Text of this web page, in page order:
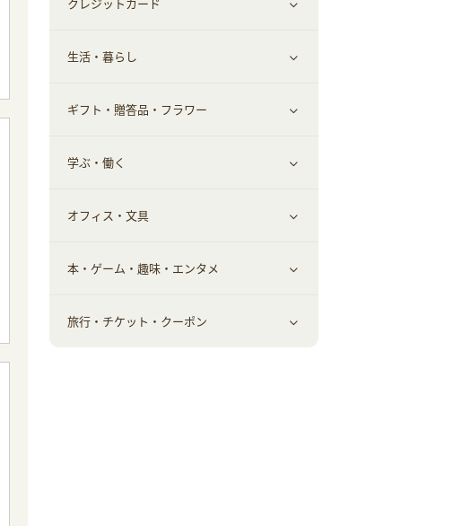
小物・かばん
スーツ・フォーマル
お酒
食材宅配
メイクアップ
ヘアケア
メンズ美容
美容・ダイエット用品
脱毛用品
美容食品
健康食品｜青汁・飲料
健康食品｜乳酸菌・ケフィア
健康食品｜その他
スポーツ・フィットネス
日用品・薬局・からだ
すべて見る
家電・パソコン・ソフトウェア
スマホ・携帯電話・SIM
クレジットカード
すべて見る
クレジットカード
生活・暮らし
すべて見る
車情報・カーシェア・レンタル
お役立ち
生活雑貨・家具インテリア
赤ちゃん・こども・マタニティ
ギフト・贈答品・フラワー
すべて見る
ギフト・贈答品
フラワー
学ぶ・働く
すべて見る
習い事・学習・学校
オフィス・文具
すべて見る
オフィス・文具
本・ゲーム・趣味・エンタメ
すべて見る
旅行・チケット・クーポン